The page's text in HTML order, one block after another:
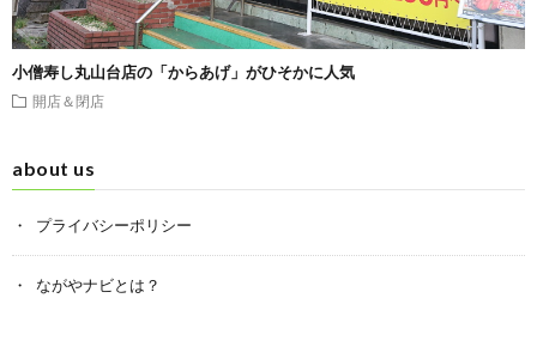
小僧寿し丸山台店の「からあげ」がひそかに人気
開店＆閉店
about us
プライバシーポリシー
ながやナビとは？